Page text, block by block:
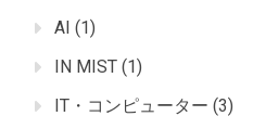
AI (1)
IN MIST (1)
IT・コンピューター (3)